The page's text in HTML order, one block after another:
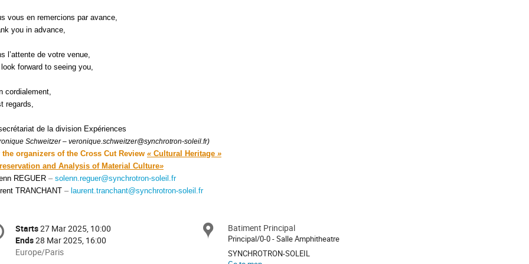
vous en remercions par avance,
you in advance,
l’attente de votre venue,
forward to seeing you,
cordialement,
regards,
secrétariat de la division Expériences
Schweitzer – veronique.schweitzer@synchrotron-soleil.fr)
the organizers of the Cross Cut Review « Cultural Heritage »
and Analysis of Material Culture»
REGUER – solenn.reguer@synchrotron-soleil.fr
TRANCHANT – laurent.tranchant@synchrotron-soleil.fr
Date/Time
Starts27 Mar 2025, 10:00
Ends28 Mar 2025, 16:00
All
Europe/Paris
Location
Batiment Principal
Principal/0-0 - Salle Amphitheatre
SYNCHROTRON-SOLEIL